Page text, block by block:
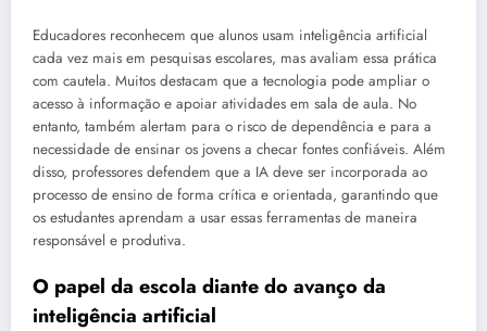
Educadores reconhecem que alunos usam inteligência artificial
cada vez mais em pesquisas escolares, mas avaliam essa prática
com cautela. Muitos destacam que a tecnologia pode ampliar o
acesso à informação e apoiar atividades em sala de aula. No
entanto, também alertam para o risco de dependência e para a
necessidade de ensinar os jovens a checar fontes confiáveis. Além
disso, professores defendem que a IA deve ser incorporada ao
processo de ensino de forma crítica e orientada, garantindo que
os estudantes aprendam a usar essas ferramentas de maneira
responsável e produtiva.
O papel da escola diante do avanço da
inteligência artificial